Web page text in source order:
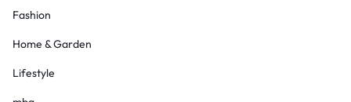
Fashion
Home & Garden
Lifestyle